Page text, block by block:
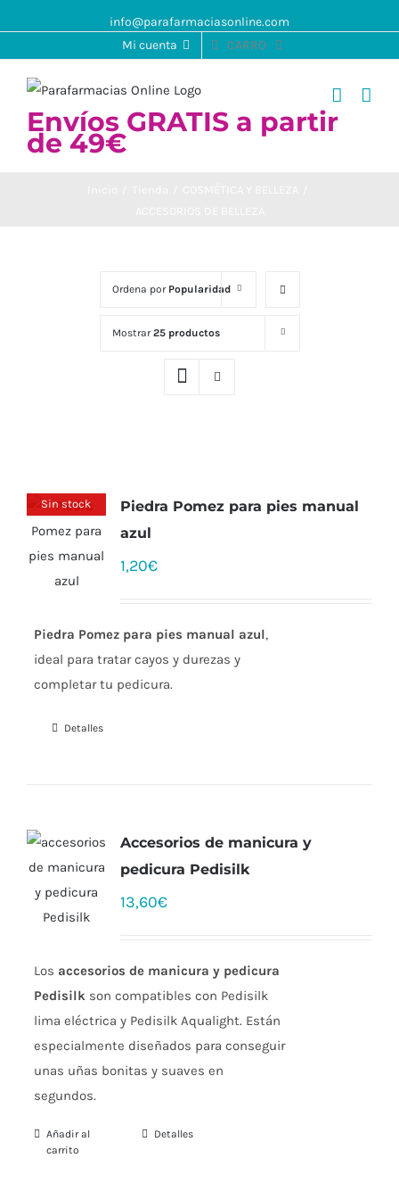
info@parafarmaciasonline.com
Mi cuenta
CARRO
Envíos GRATIS a partir
de 49€
Ordena por Popularidad
Mostrar25 productos
Sin stock
Piedra Pomez para pies manual
azul
1,20€
Piedra Pomez para pies manual azul,
ideal para tratar cayos y durezas y
completar tu pedicura.
Detalles
Accesorios de manicura y
pedicura Pedisilk
13,60€
Los accesorios de manicura y pedicura
Pedisilkson compatibles con Pedisilk
lima eléctrica y Pedisilk Aqualight. Están
especialmente diseñados para conseguir
unas uñas bonitas y suaves en
segundos.
Añadir al
carrito
Detalles